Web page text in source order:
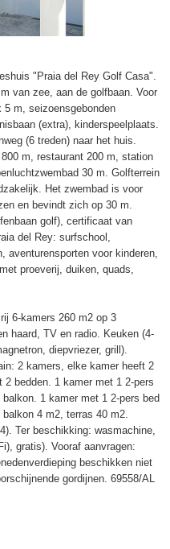
"Praia del Rey Golf Casa".
van zee, aan de golfbaan. Voor
5 m, seizoensgebonden
(extra), kinderspeelplaats.
(6 treden) naar het huis.
m, restaurant 200 m, station
30 m. Golfterrein
Het zwembad is voor
en bevindt zich op 30 m.
golf), certificaat van
del Rey: surfschool,
aventurensporten voor kinderen,
proeverij, duiken, quads,
6-kamers 260 m2 op 3
haard, TV en radio. Keuken (4-
diepvriezer, grill).
2 kamers, elke kamer heeft 2
2 bedden. 1 kamer met 1 2-pers
1 kamer met 1 2-pers bed
4 m2, terras 40 m2.
Ter beschikking: wasmachine,
gratis). Vooraf aanvragen:
beschikken niet
gordijnen. 69558/AL